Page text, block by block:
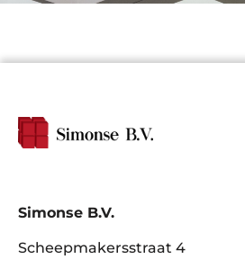
Simonse B.V.
Scheepmakersstraat 4